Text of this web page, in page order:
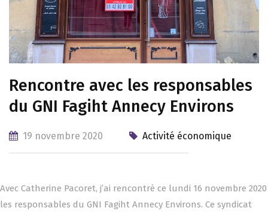
Rencontre avec les responsables
du GNI Fagiht Annecy Environs
19 novembre 2020 Activité économique
Avec Catherine Pacoret, j’ai rencontré ce lundi 16 novembre 2020
les responsables du GNI Fagiht Annecy Environs. Ce syndicat